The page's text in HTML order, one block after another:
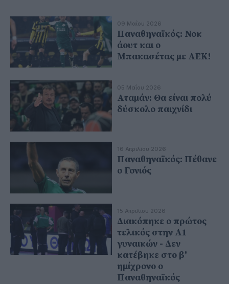
09 Μαΐου 2026
Παναθηναϊκός: Νοκ
άουτ και ο
Μπακασέτας με ΑΕΚ!
05 Μαΐου 2026
Αταμάν: Θα είναι πολύ
δύσκολο παιχνίδι
16 Απριλίου 2026
Παναθηναϊκός: Πέθανε
ο Γονιός
15 Απριλίου 2026
Διακόπηκε ο πρώτος
τελικός στην Α1
γυναικών - Δεν
κατέβηκε στο β'
ημίχρονο ο
Παναθηναϊκός